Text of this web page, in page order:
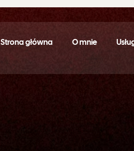
Strona główna O mnie